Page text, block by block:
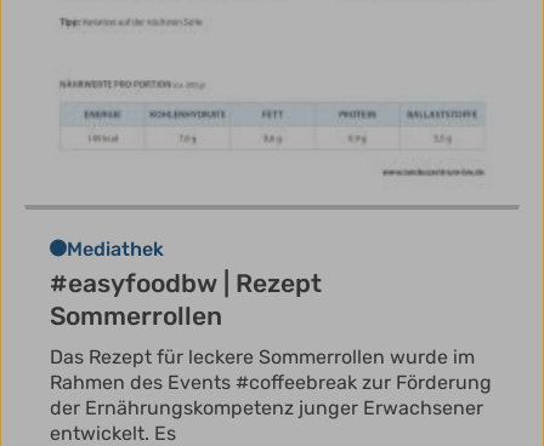
Mediathek
#easyfoodbw | Rezept
Sommerrollen
Das Rezept für leckere Sommerrollen wurde im
Rahmen des Events #coffeebreak zur Förderung
der Ernährungskompetenz junger Erwachsener
entwickelt. Es